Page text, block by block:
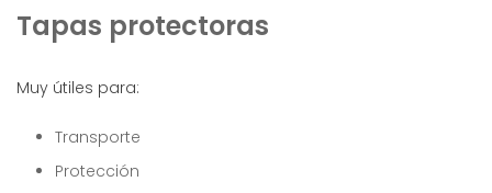
Tapas protectoras
Muy útiles para:
Transporte
Protección